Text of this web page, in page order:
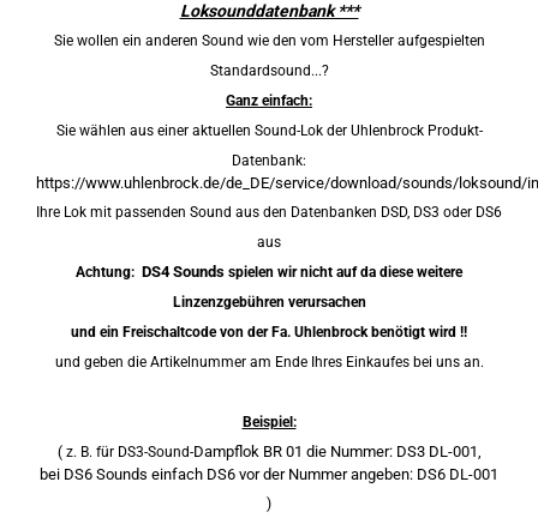
Loksounddatenbank ***
Sie wollen ein anderen Sound wie den vom Hersteller aufgespielten
Standardsound...?
Ganz einfach:
Sie wählen aus einer aktuellen Sound-Lok der Uhlenbrock Produkt-
Datenbank:
https://www.uhlenbrock.de/de_DE/service/download/sounds/loksound/
Ihre Lok mit passenden Sound aus den Datenbanken DSD, DS3 oder DS6
aus
Achtung: DS4 Sounds spielen wir nicht auf da diese weitere
Linzenzgebühren verursachen
und ein Freischaltcode von der Fa. Uhlenbrock benötigt wird !!
und geben die Artikelnummer am Ende Ihres Einkaufes bei uns an.
Beispiel:
( z. B. für DS3-Sound-Dampflok BR 01 die Nummer: DS3 DL-001,
bei DS6 Sounds einfach DS6 vor der Nummer angeben: DS6 DL-001
)